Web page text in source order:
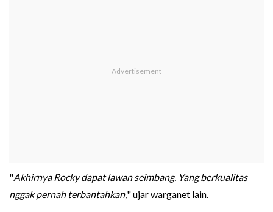
"Akhirnya Rocky dapat lawan seimbang. Yang berkualitas
nggak pernah terbantahkan," ujar warganet lain.